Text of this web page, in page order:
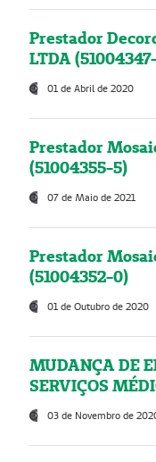
Prestador
LTDA
01 de Abril de 2020
Prestador
(51004355-5)
07 de Maio de 2021
Prestador
(51004352-0)
01 de Outubro de 2020
MUDANÇA DE
SERVIÇOS
03 de Novembro de